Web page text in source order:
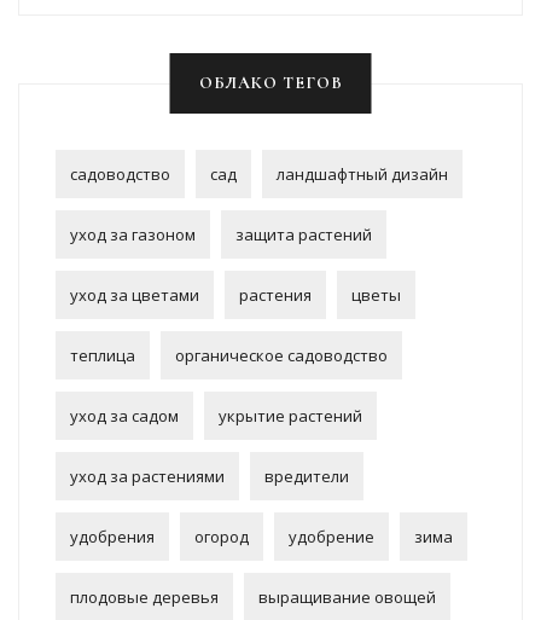
ОБЛАКО ТЕГОВ
садоводство сад ландшафтный дизайн
уход за газоном защита растений
уход за цветами растения цветы
теплица органическое садоводство
уход за садом укрытие растений
уход за растениями вредители
удобрения огород удобрение зима
плодовые деревья выращивание овощей